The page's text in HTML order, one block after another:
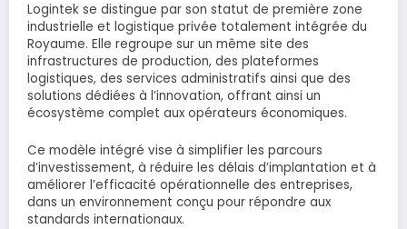
Logintek se distingue par son statut de première zone
industrielle et logistique privée totalement intégrée du
Royaume. Elle regroupe sur un même site des
infrastructures de production, des plateformes
logistiques, des services administratifs ainsi que des
solutions dédiées à l’innovation, offrant ainsi un
écosystème complet aux opérateurs économiques.
Ce modèle intégré vise à simplifier les parcours
d’investissement, à réduire les délais d’implantation et à
améliorer l’efficacité opérationnelle des entreprises,
dans un environnement conçu pour répondre aux
standards internationaux.